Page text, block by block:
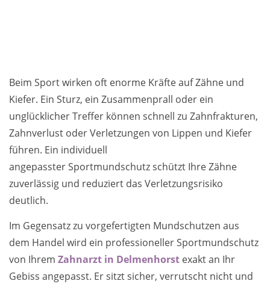
Beim Sport wirken oft enorme Kräfte auf Zähne und
Kiefer. Ein Sturz, ein Zusammenprall oder ein
unglücklicher Treffer können schnell zu Zahnfrakturen,
Zahnverlust oder Verletzungen von Lippen und Kiefer
führen. Ein individuell
angepasster Sportmundschutz schützt Ihre Zähne
zuverlässig und reduziert das Verletzungsrisiko
deutlich.
Im Gegensatz zu vorgefertigten Mundschutzen aus
dem Handel wird ein professioneller Sportmundschutz
von Ihrem Zahnarzt in Delmenhorst exakt an Ihr
Gebiss angepasst. Er sitzt sicher, verrutscht nicht und